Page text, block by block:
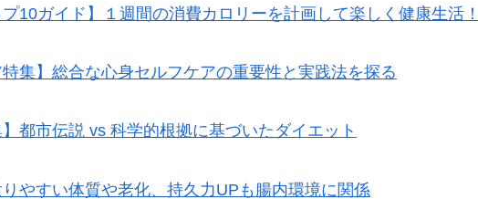
プ10ガイド】１週間の消費カロリーを計画して楽しく健康生活！
特集】総合な心身セルフケアの重要性と実践法を探る
】都市伝説 vs 科学的根拠に基づいたダイエット
やすい体質や老化、持久力UPも腸内環境に関係